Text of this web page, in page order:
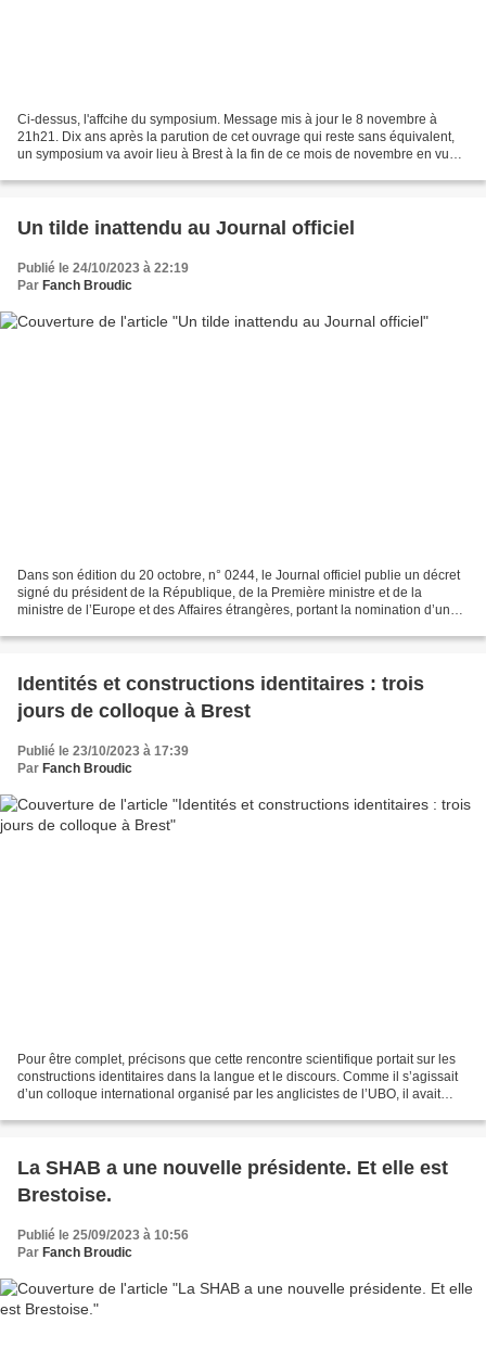
Ci-dessus, l'affcihe du symposium. Message mis à jour le 8 novembre à
21h21. Dix ans après la parution de cet ouvrage qui reste sans équivalent,
un symposium va avoir lieu à Brest à la fin de ce mois de novembre en vue
Un tilde inattendu au Journal officiel
Publié le 24/10/2023 à 22:19
Par Fanch Broudic
Dans son édition du 20 octobre, n° 0244, le Journal officiel publie un décret
signé du président de la République, de la Première ministre et de la
ministre de l’Europe et des Affaires étrangères, portant la nomination d’une
Identités et constructions identitaires : trois
jours de colloque à Brest
Publié le 23/10/2023 à 17:39
Par Fanch Broudic
Pour être complet, précisons que cette rencontre scientifique portait sur les
constructions identitaires dans la langue et le discours. Comme il s’agissait
d’un colloque international organisé par les anglicistes de l’UBO, il avait
La SHAB a une nouvelle présidente. Et elle est
Brestoise.
Publié le 25/09/2023 à 10:56
Par Fanch Broudic